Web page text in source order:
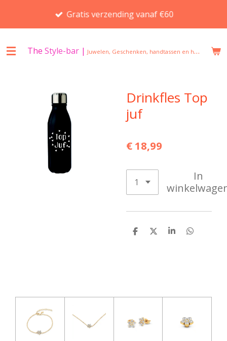
de
Gratis verzending vanaf €60
The Style-bar | Juwelen, Geschenken, handtassen en huisgeuren in Beveren
Drinkfles Top
juf
€ 18,99
In
D
D
S
D